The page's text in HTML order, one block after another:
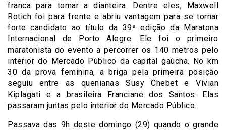
franca para tomar a dianteira. Dentre eles, Maxwell
Rotich foi para frente e abriu vantagem para se tornar
forte candidato ao título da 39ª edição da Maratona
Internacional de Porto Alegre. Ele foi o primeiro
maratonista do evento a percorrer os 140 metros pelo
interior do Mercado Público da capital gaúcha. No km
30 da prova feminina, a briga pela primeira posição
seguiu entre as quenianas Susy Chebet e Vivian
Kiplagati e a brasileira Franciane dos Santos. Elas
passaram juntas pelo interior do Mercado Público.
Passava das 9h deste domingo (29) quando o grande